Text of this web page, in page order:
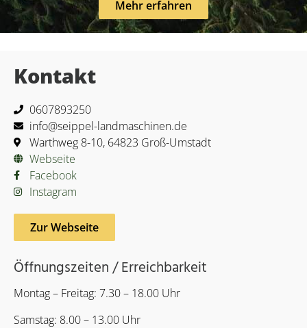
Mehr erfahren
Kontakt
0607893250
info@seippel-landmaschinen.de
Warthweg 8-10, 64823 Groß-Umstadt
Webseite
Facebook
Instagram
Zur Webseite
Öffnungszeiten / Erreichbarkeit
Montag – Freitag: 7.30 – 18.00 Uhr
Samstag: 8.00 – 13.00 Uhr